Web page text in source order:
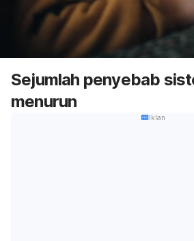
Sejumlah penyebab
menurun
Iklan